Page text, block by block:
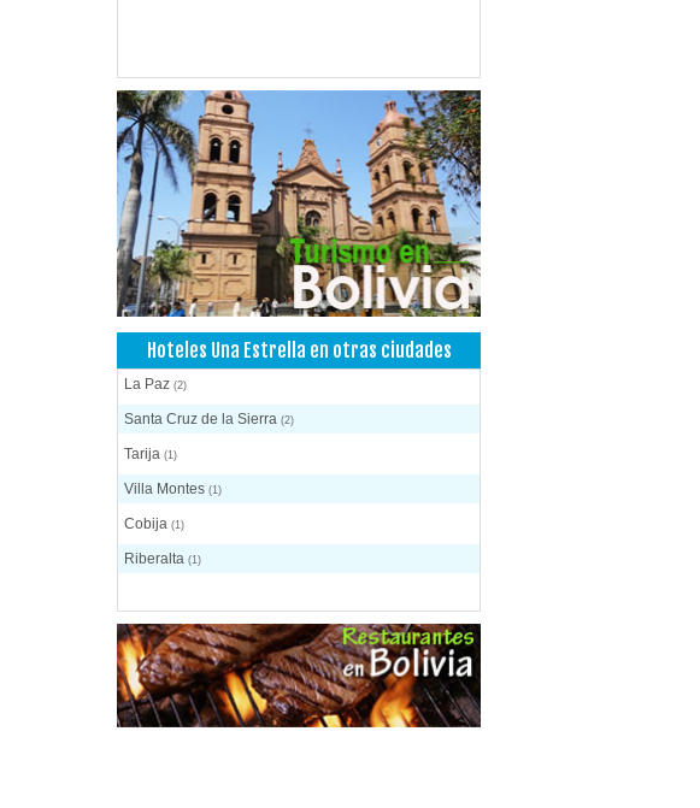
Hoteles Una Estrella en otras ciudades
La Paz (2)
Santa Cruz de la Sierra (2)
Tarija (1)
Villa Montes (1)
Cobija (1)
Riberalta (1)